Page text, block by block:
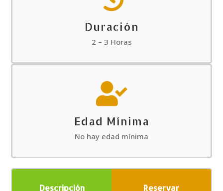
Duración
2 – 3 Horas

Edad Mínima
No hay edad mínima
Descripción Reservar